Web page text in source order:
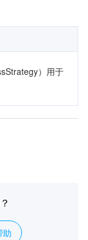
）用于
助